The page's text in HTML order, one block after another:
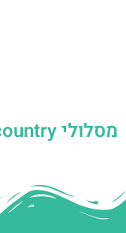
מסלולי cross country בבורובץ